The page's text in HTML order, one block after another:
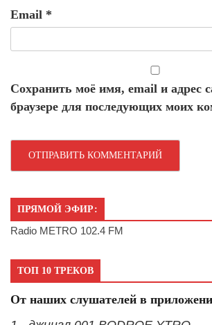
Email *
Сохранить моё имя, email и адрес
браузере для последующих моих
ПРЯМОЙ ЭФИР:
Radio METRO 102.4 FM
ТОП 10 ТРЕКОВ
От наших слушателей в